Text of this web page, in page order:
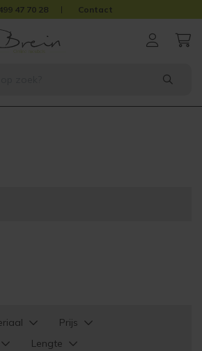
47 70 28 Contact
Prijs
Lengte